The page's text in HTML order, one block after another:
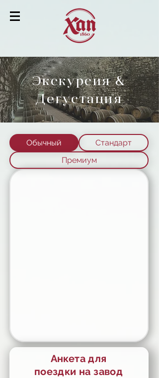
Экскурсия &
Дегустация
Обычный
Стандарт
Премиум
Анкета для
поездки на завод